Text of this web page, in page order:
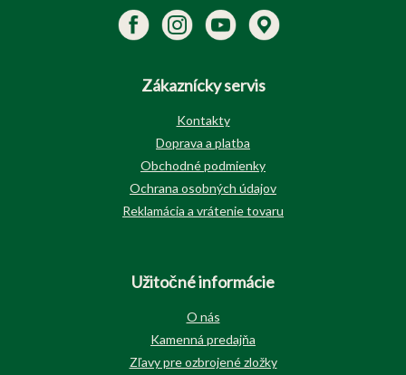
Zákaznícky servis
Kontakty
Doprava a platba
Obchodné podmienky
Ochrana osobných údajov
Reklamácia a vrátenie tovaru
Užitočné informácie
O nás
Kamenná predajňa
Zľavy pre ozbrojené zložky